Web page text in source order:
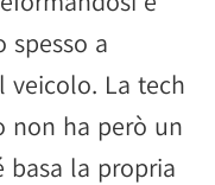
spesso a
La tech
non ha però un
la propria